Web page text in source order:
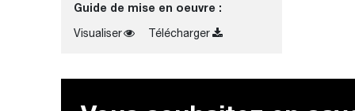
Guide de mise en oeuvre :
Visualiser
Télécharger